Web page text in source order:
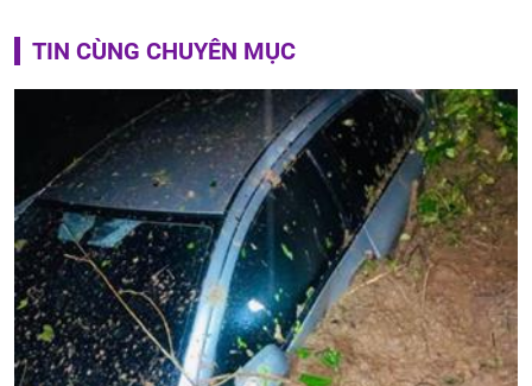
TIN CÙNG CHUYÊN MỤC